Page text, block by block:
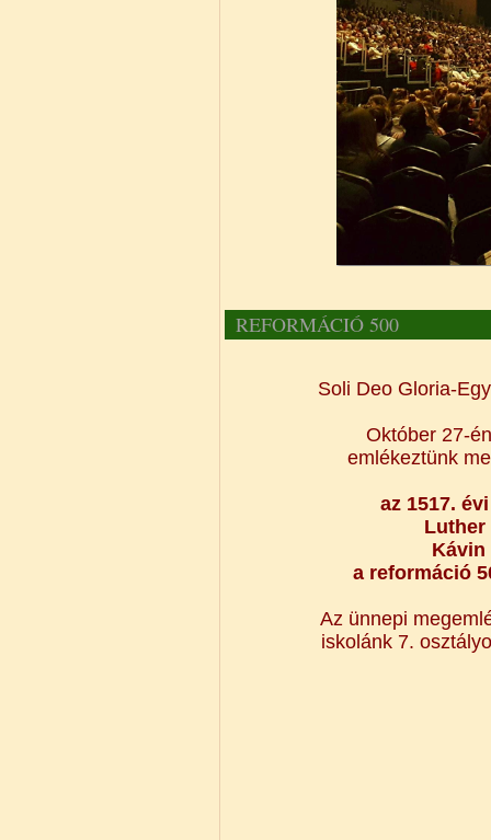
REFORMÁCIÓ 500
Soli Deo Gloria-
Október 27-
emlékeztünk
az 1517.
Luther
Kávin
a reformáció
Az ünnepi
iskolánk 7.